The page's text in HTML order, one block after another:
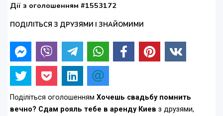
Дії з оголошенням #1553172
ПОДІЛІТЬСЯ З ДРУЗЯМИ І ЗНАЙОМИМИ
Поділіться оголошенням Хочешь свадьбу помнить
вечно? Сдам рояль тебе в аренду Киев з друзями,